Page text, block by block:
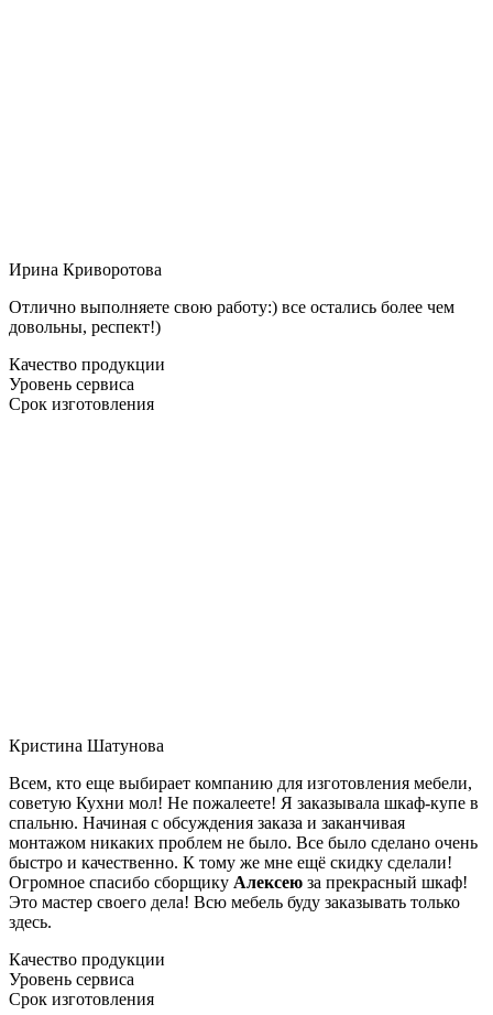
Ирина Криворотова
Отлично выполняете свою работу:) все остались более чем
довольны, респект!)
Качество продукции
Уровень сервиса
Срок изготовления
Кристина Шатунова
Всем, кто еще выбирает компанию для изготовления мебели,
советую Кухни мол! Не пожалеете! Я заказывала шкаф-купе в
спальню. Начиная с обсуждения заказа и заканчивая
монтажом никаких проблем не было. Все было сделано очень
быстро и качественно. К тому же мне ещё скидку сделали!
Огромное спасибо сборщику Алексею за прекрасный шкаф!
Это мастер своего дела! Всю мебель буду заказывать только
здесь.
Качество продукции
Уровень сервиса
Срок изготовления